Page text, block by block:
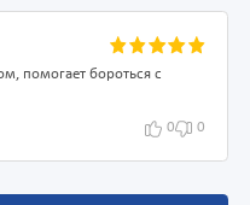
помогает бороться с
0 0